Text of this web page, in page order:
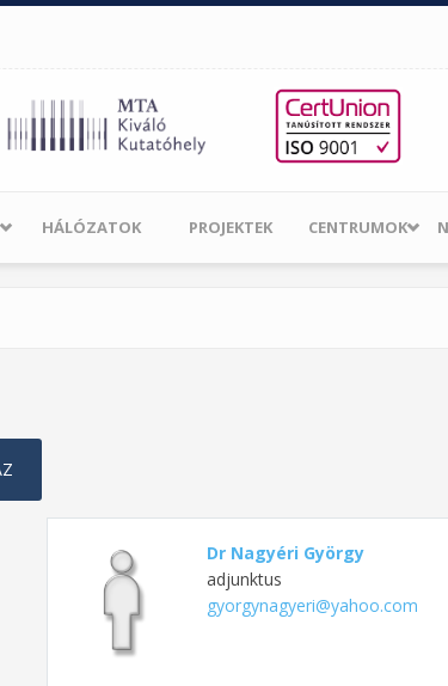
HÁLÓZATOK PROJEKTEK CENTRUMOK
Dr Nagyéri György
adjunktus
gyorgynagyeri@yahoo.com